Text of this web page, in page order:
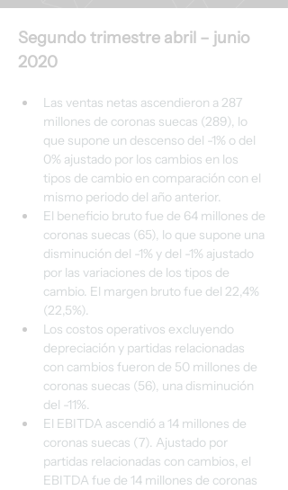
Segundo trimestre abril – junio
2020
Las ventas netas ascendieron a 287
millones de coronas suecas (289), lo
que supone un descenso del -1% o del
0% ajustado por los cambios en los
tipos de cambio en comparación con el
mismo periodo del año anterior.
El beneficio bruto fue de 64 millones de
coronas suecas (65), lo que supone una
disminución del -1% y del -1% ajustado
por las variaciones de los tipos de
cambio. El margen bruto fue del 22,4%
(22,5%).
Los costos operativos excluyendo
depreciación y partidas relacionadas
con cambios fueron de 50 millones de
coronas suecas (56), una disminución
del -11%.
El EBITDA ascendió a 14 millones de
coronas suecas (7). Ajustado por
partidas relacionadas con cambios, el
EBITDA fue de 14 millones de coronas